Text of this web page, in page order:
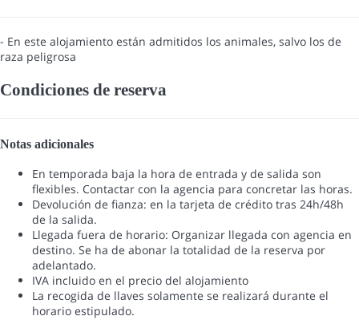
- En este alojamiento están admitidos los animales, salvo los de
raza peligrosa
Condiciones de reserva
Notas adicionales
En temporada baja la hora de entrada y de salida son
flexibles. Contactar con la agencia para concretar las horas.
Devolución de fianza: en la tarjeta de crédito tras 24h/48h
de la salida.
Llegada fuera de horario: Organizar llegada con agencia en
destino. Se ha de abonar la totalidad de la reserva por
adelantado.
IVA incluido en el precio del alojamiento
La recogida de llaves solamente se realizará durante el
horario estipulado.